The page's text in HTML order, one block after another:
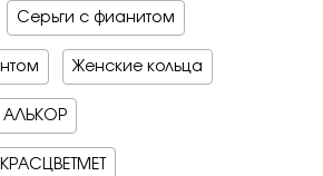
Серьги с фианитом
Женские кольца
АЛЬКОР